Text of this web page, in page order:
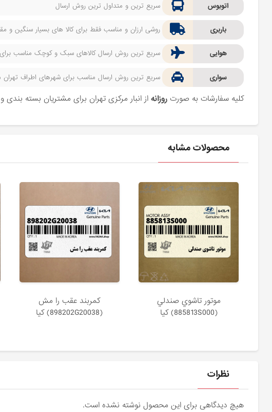
اتوبوس سریع ترین و متداول ترین روش ارسال
باربری روشی ارزان و مناسب فقط برای کالا های بسیار سنگین و
هوایی سریع ترین روش ارسال کالاهای سبک و کوچک مناسب برای
سواری سریع ترین روش ارسال مناسب برای شهرهای اطراف تهران
کلیه سفارشات به صورتروزانه از انبار مرکزی تهران برای مشتریان بسته
محصولات مشابه
موتور تاشوي صندلي
(885813S000) کیا
كمربند عقب را مش
(898202G20038) کیا
نظرات
هیچ دیدگاهی برای این محصول نوشته نشده است.